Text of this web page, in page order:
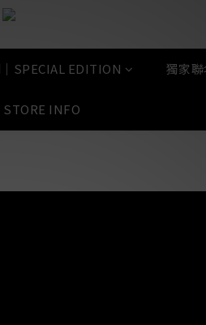
SPECIAL EDITION 獨家聯
INFO